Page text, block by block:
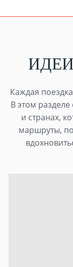
Каждая
В этом
и странах,
маршруты,